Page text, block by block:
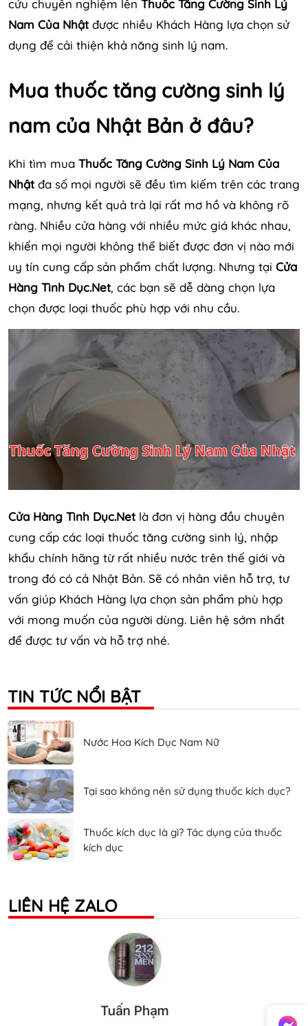
cứu chuyên nghiệm lên Thuốc Tăng Cường Sinh Lý
Nam Của Nhậtđược nhiều Khách Hàng lựa chọn sử
dụng để cải thiện khả năng sinh lý nam.
Mua thuốc tăng cường sinh lý
nam của Nhật Bản ở đâu?
Khi tìm mua Thuốc Tăng Cường Sinh Lý Nam Của
Nhậtđa số mọi người sẽ đều tìm kiếm trên các trang
mạng, nhưng kết quả trả lại rất mơ hồ và không rõ
ràng. Nhiều cửa hàng với nhiều mức giá khác nhau,
khiến mọi người không thể biết được đơn vị nào mới
uy tín cung cấp sản phẩm chất lượng. Nhưng tại Cửa
Hàng Tình Dục.Net, các bạn sẽ dễ dàng chọn lựa
chọn được loại thuốc phù hợp với nhu cầu.
Cửa Hàng Tình Dục.Netlà đơn vị hàng đầu chuyên
cung cấp các loại thuốc tăng cường sinh lý, nhập
khẩu chính hãng từ rất nhiều nước trên thế giới và
trong đó có cả Nhật Bản. Sẽ có nhân viên hỗ trợ, tư
vấn giúp Khách Hàng lựa chọn sản phẩm phù hợp
với mong muốn của người dùng. Liên hệ sớm nhất
để được tư vấn và hỗ trợ nhé.
TIN TỨC NỔI BẬT
Nước Hoa Kích Dục Nam Nữ
Tại sao không nên sử dụng thuốc kích dục?
Thuốc kích dục là gì? Tác dụng của thuốc
kích dục
LIÊN HỆ ZALO